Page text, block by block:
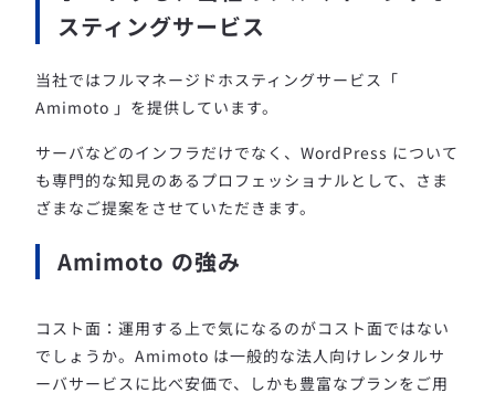
スティングサービス
当社ではフルマネージドホスティングサービス「
Amimoto 」を提供しています。
サーバなどのインフラだけでなく、WordPress について
も専門的な知見のあるプロフェッショナルとして、さま
ざまなご提案をさせていただきます。
Amimoto の強み
コスト面：運用する上で気になるのがコスト面ではない
でしょうか。Amimoto は一般的な法人向けレンタルサ
ーバサービスに比べ安価で、しかも豊富なプランをご用